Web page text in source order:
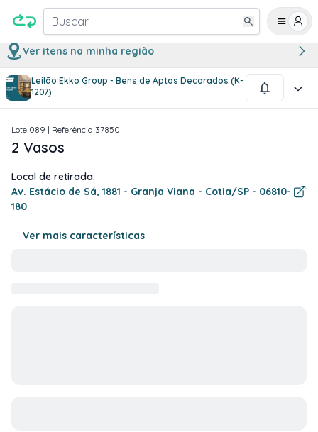
Buscar
Ver itens na minha região
Leilão Ekko Group - Bens de Aptos Decorados (K-
1207)
1/1
Lote 089 | Referência 37850
2 Vasos
Local de retirada:
Av. Estácio de Sá, 1881 - Granja Viana - Cotia/SP - 06810-
180
Ver mais características